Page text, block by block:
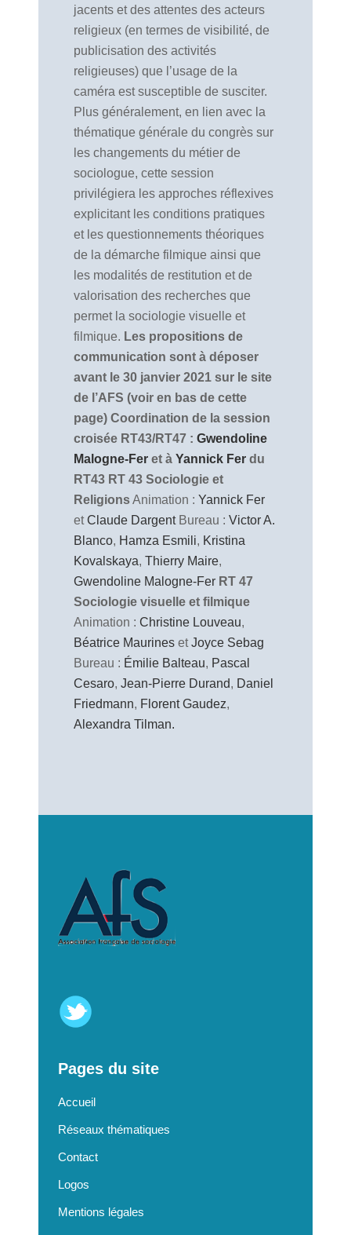
jacents et des attentes des acteurs
religieux (en termes de visibilité, de
publicisation des activités
religieuses) que l’usage de la
caméra est susceptible de susciter.
Plus généralement, en lien avec la
thématique générale du congrès sur
les changements du métier de
sociologue, cette session
privilégiera les approches réflexives
explicitant les conditions pratiques
et les questionnements théoriques
de la démarche filmique ainsi que
les modalités de restitution et de
valorisation des recherches que
permet la sociologie visuelle et
filmique. Les propositions de
communication sont à déposer
avant le 30 janvier 2021 sur le site
de l’AFS (voir en bas de cette
page) Coordination de la session
croisée RT43/RT47 : Gwendoline
Malogne-Fer et à Yannick Fer du
RT43 RT 43 Sociologie et
ReligionsAnimation : Yannick Fer
etClaude DargentBureau : Victor A.
Blanco, Hamza Esmili, Kristina
Kovalskaya, Thierry Maire,
Gwendoline Malogne-Fer RT 47
Sociologie visuelle et filmique
Animation : Christine Louveau,
Béatrice Maurines etJoyce Sebag
Bureau : Émilie Balteau, Pascal
Cesaro, Jean-Pierre Durand, Daniel
Friedmann, Florent Gaudez,
Alexandra Tilman.
Pages du site
Accueil
Réseaux thématiques
Contact
Logos
Mentions légales